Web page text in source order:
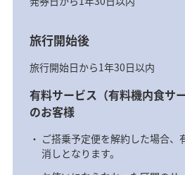
旅行開始後
旅行開始日から1年30日以内
有料サービス（有料機内食サ
のお客様
ご搭乗予定便を解約した場合、
消しとなります。